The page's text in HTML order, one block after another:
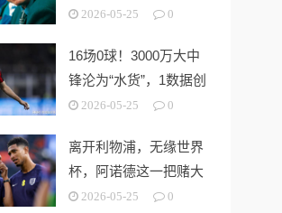
也在此基础上随之而来
2026-05-25 0
16场0球！3000万大中
锋沦为“水货”，1数据创
造意甲历史最差！
2026-05-25 0
离开利物浦，无缘世界
杯，阿诺德这一把赌大
了？
2026-05-25 0